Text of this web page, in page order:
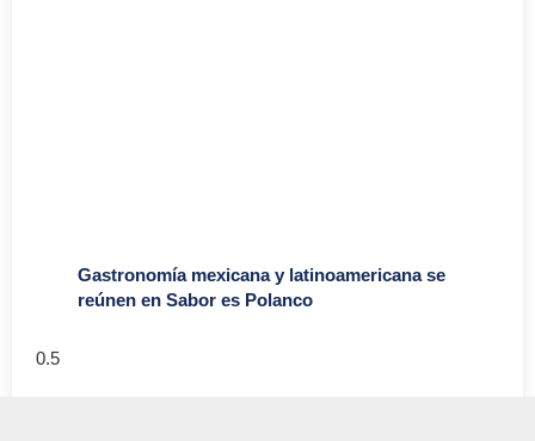
Gastronomía mexicana y latinoamericana se
reúnen en Sabor es Polanco